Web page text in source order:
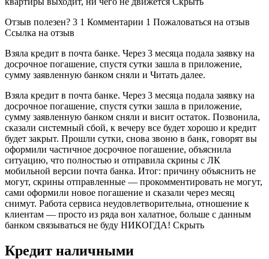
Отзыв полезен? 3 1 Комментарии 1 Пожаловаться на отзыв
Ссылка на отзыв
Взяла кредит в почта банке. Через 3 месяца подала заявку на
досрочное погашение, спустя сутки зашла в приложение,
сумму заявленную банком сняли и Читать далее.
Взяла кредит в почта банке. Через 3 месяца подала заявку на
досрочное погашение, спустя сутки зашла в приложение,
сумму заявленную банком сняли и висит остаток. Позвонила,
сказали системный сбой, к вечеру все будет хорошо и кредит
будет закрыт. Прошли сутки, снова звоню в банк, говорят вы
оформили частичное досрочное погашение, объяснила
ситуацию, что полностью и отправила скрины с ЛК
мобильной версии почта банка. Итог: причину объяснить не
могут, скрины отправленные — прокомментировать не могут,
сами оформили новое погашение и сказали через месяц
снимут. Работа сервиса неудовлетворительна, отношение к
клиентам — просто из ряда вон халатное, больше с данным
банком связываться не буду НИКОГДА! Скрыть
Кредит наличными